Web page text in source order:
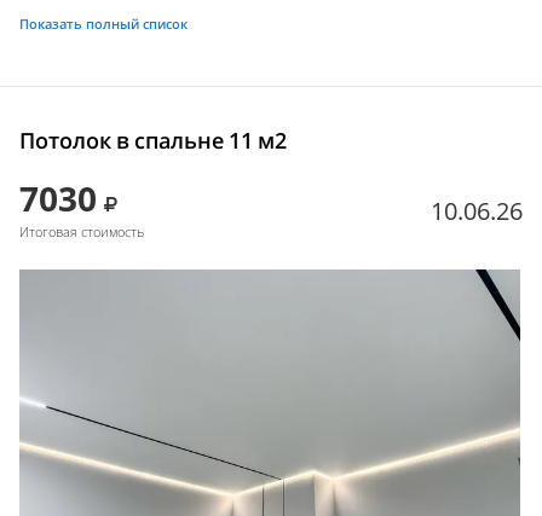
Показать полный список
Потолок в спальне 11 м2
7030
Итоговая стоимость
10.06.26